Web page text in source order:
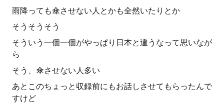
雨降っても傘させない人とかも全然いたりとか
そうそうそう
そういう一個一個がやっぱり日本と違うなって思いなが
ら
そう、傘させない人多い
あとこのちょっと収録前にもお話しさせてもらったんで
すけど